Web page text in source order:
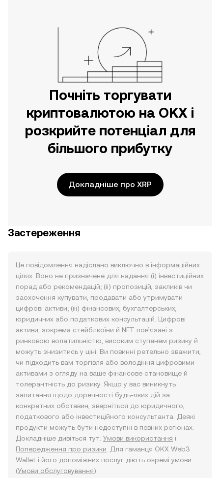
Почніть торгувати
криптовалютою на OKX і
розкрийте потенціал для
більшого прибутку
Докладніше про XRP
Застереження
Це повідомлення надіслано виключно в інформаційних
цілях. Воно не призначене для надання (i) інвестиційних
порад або рекомендацій; (ii) пропозицій, закликів чи
заохочення купувати, продавати або утримувати
цифрові активи; (iii) фінансових, бухгалтерських,
юридичних або податкових консультацій. Цифрові
активи, зокрема стейблкоїни й NFT пов’язані з
ринковою волатильністю, високим ступенем ризику й
можуть знизитись у ціні. Ви повинні ретельно зважити,
чи підходить вам торгівля або володіння цифровими
активами з огляду на ваше фінансове становище й
толерантність до ризику. Якщо у вас виникнуть
запитання щодо доречності будь-яких дій за
конкретних обставин, зверніться до юридичного,
податкового або інвестиційного консультанта. Деякі
продукти можуть бути недоступні в певних регіонах.
Докладніше дивіться тут: Умови використання і
Попередження про ризики . Для гаманця OKX Web3
Wallet і його допоміжних послуг діють окремі умови
(Умови обслуговування).